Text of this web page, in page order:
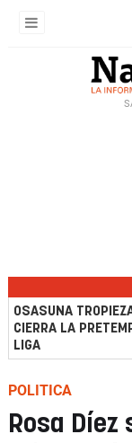
OSASUNA
CIERRA LA
LIGA
POLITICA
Rosa